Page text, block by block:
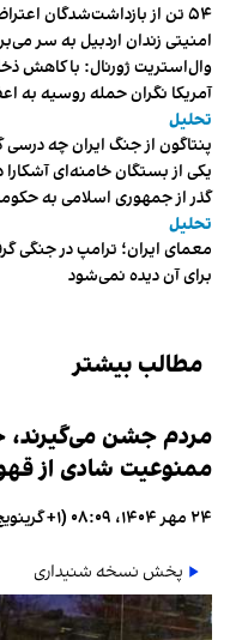
۵۴ تن از بازداشت‌شدگان
امنیتی زندان اردبیل به سر
وال‌استریت ژورنال: با کاهش
آمریکا نگران حمله روسیه به
تحلیل
پنتاگون از جنگ ایران چه
یکی از بستگان خامنه‌ای
گذر از جمهوری اسلامی به
تحلیل
معمای ایران؛ ترامپ در جنگی
برای آن دیده نمی‌شود
مطالب بیشتر
مردم جشن
ممنوعیت شادی از
۲۴ مهر ۱۴۰۴، ۰۸:۰۹ (‎+۱ گرینویچ)
پخش نسخه شنیداری